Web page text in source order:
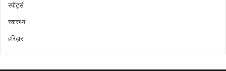
स्पोर्ट्स
स्वास्थ्य
हरिद्वार